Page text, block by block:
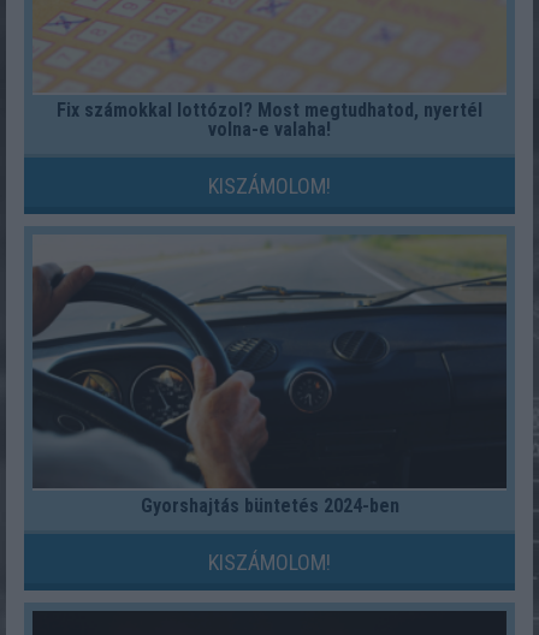
Fix számokkal lottózol? Most megtudhatod, nyertél
volna-e valaha!
KISZÁMOLOM!
Gyorshajtás büntetés 2024-ben
KISZÁMOLOM!